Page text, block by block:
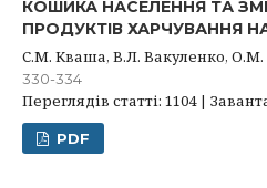
КОШИКА НАСЕЛЕННЯ ТА
ПРОДУКТІВ ХАРЧУВАННЯ
С.М. Кваша, В.Л. Вакуленко,
330-334
Переглядів статті: 1104 |
PDF